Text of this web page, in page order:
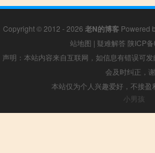
Copyright © 2012 - 2026 老N的博客Powered
站地图 | 疑难解答 陕ICP
声明：本站内容来自互联网，如信息有错误可
会及时纠正，
本站仅为个人兴趣爱好，不接盈
小男孩